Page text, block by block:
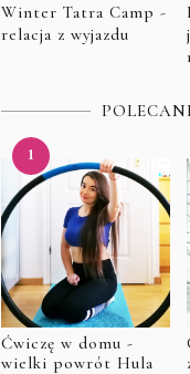
Winter Tatra Camp -
relacja z wyjazdu
Ćwiczę w domu -
wielki powrót Hula